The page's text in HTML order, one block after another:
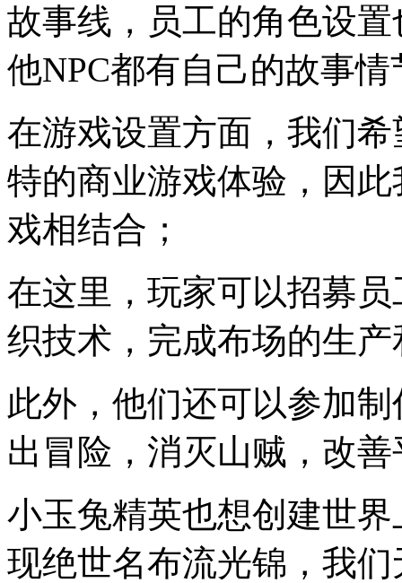
故事线，员工的角色设
他NPC都有自己的故事情
在游戏设置方面，我们
特的商业游戏体验，因
戏相结合；
在这里，玩家可以招募
织技术，完成布场的生
此外，他们还可以参加
出冒险，消灭山贼，改
小玉兔精英也想创建世
现绝世名布流光锦，我